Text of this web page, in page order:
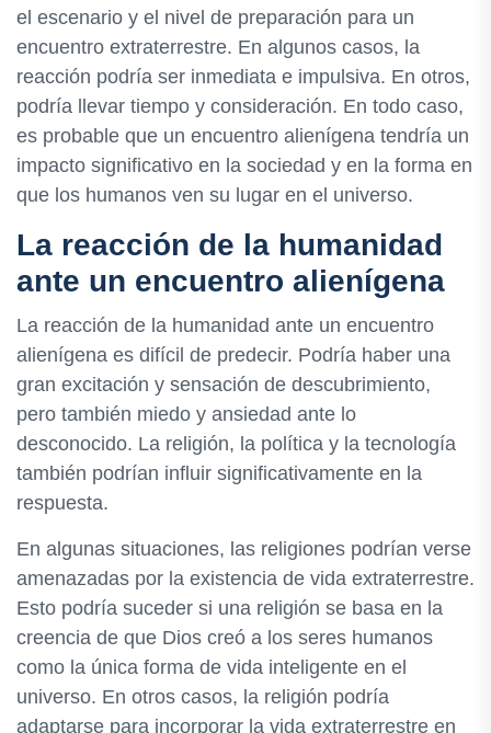
el escenario y el nivel de preparación para un
encuentro extraterrestre. En algunos casos, la
reacción podría ser inmediata e impulsiva. En otros,
podría llevar tiempo y consideración. En todo caso,
es probable que un encuentro alienígena tendría un
impacto significativo en la sociedad y en la forma en
que los humanos ven su lugar en el universo.
La reacción de la humanidad
ante un encuentro alienígena
La reacción de la humanidad ante un encuentro
alienígena es difícil de predecir. Podría haber una
gran excitación y sensación de descubrimiento,
pero también miedo y ansiedad ante lo
desconocido. La religión, la política y la tecnología
también podrían influir significativamente en la
respuesta.
En algunas situaciones, las religiones podrían verse
amenazadas por la existencia de vida extraterrestre.
Esto podría suceder si una religión se basa en la
creencia de que Dios creó a los seres humanos
como la única forma de vida inteligente en el
universo. En otros casos, la religión podría
adaptarse para incorporar la vida extraterrestre en